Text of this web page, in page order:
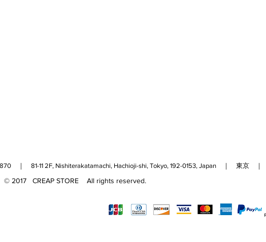
｜ 81-11 2F, Nishiterakatamachi, Hachioji-shi, Tokyo, 192-0153, Japan ｜ 東京 ｜
© 2017 CREAP STORE All rights reserved.